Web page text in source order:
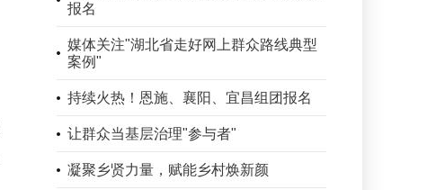
报名
媒体关注"湖北省走好网上群众路线典型
案例"
持续火热！恩施、襄阳、宜昌组团报名
让群众当基层治理"参与者"
凝聚乡贤力量，赋能乡村焕新颜